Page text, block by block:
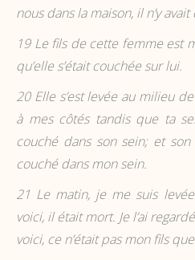
nous dans la maison, il n’y
19 Le fils de cette femme est
qu’elle s’était couchée sur lui.
20 Elle s’est levée au milieu
à mes côtés tandis que ta
couché dans son sein; et
couché dans mon sein.
21 Le matin, je me suis
voici, il était mort. Je l’ai
voici, ce n’était pas mon fils